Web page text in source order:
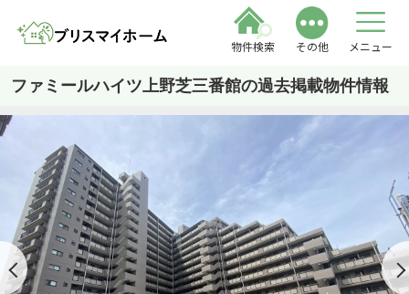
物件検索 その他 メニュー
ファミールハイツ上野芝三番館の過去掲載物件情報